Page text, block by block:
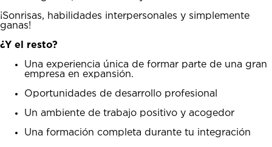
¡Sonrisas, habilidades interpersonales y simplemente
ganas!
¿Y el resto?
Una experiencia única de formar parte de una gran
empresa en expansión.
Oportunidades de desarrollo profesional
Un ambiente de trabajo positivo y acogedor
Una formación completa durante tu integración